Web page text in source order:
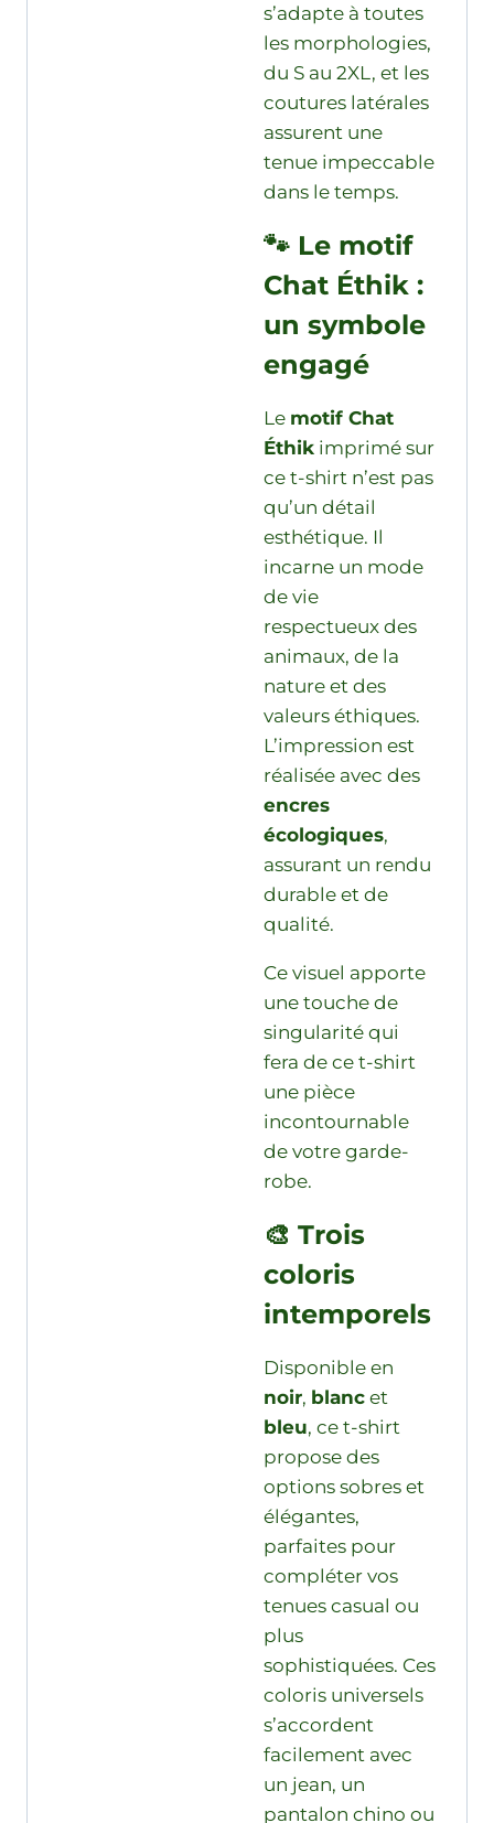
s’adapte à toutes
les morphologies,
du S au 2XL, et les
coutures latérales
assurent une
tenue impeccable
dans le temps.
🐾 Le motif
Chat Éthik :
un symbole
engagé
Le motif Chat
Éthik imprimé sur
ce t-shirt n’est pas
qu’un détail
esthétique. Il
incarne un mode
de vie
respectueux des
animaux, de la
nature et des
valeurs éthiques.
L’impression est
réalisée avec des
encres
écologiques,
assurant un rendu
durable et de
qualité.
Ce visuel apporte
une touche de
singularité qui
fera de ce t-shirt
une pièce
incontournable
de votre garde-
robe.
🎨 Trois
coloris
intemporels
Disponible en
noir, blanc et
bleu, ce t-shirt
propose des
options sobres et
élégantes,
parfaites pour
compléter vos
tenues casual ou
plus
sophistiquées. Ces
coloris universels
s’accordent
facilement avec
un jean, un
pantalon chino ou